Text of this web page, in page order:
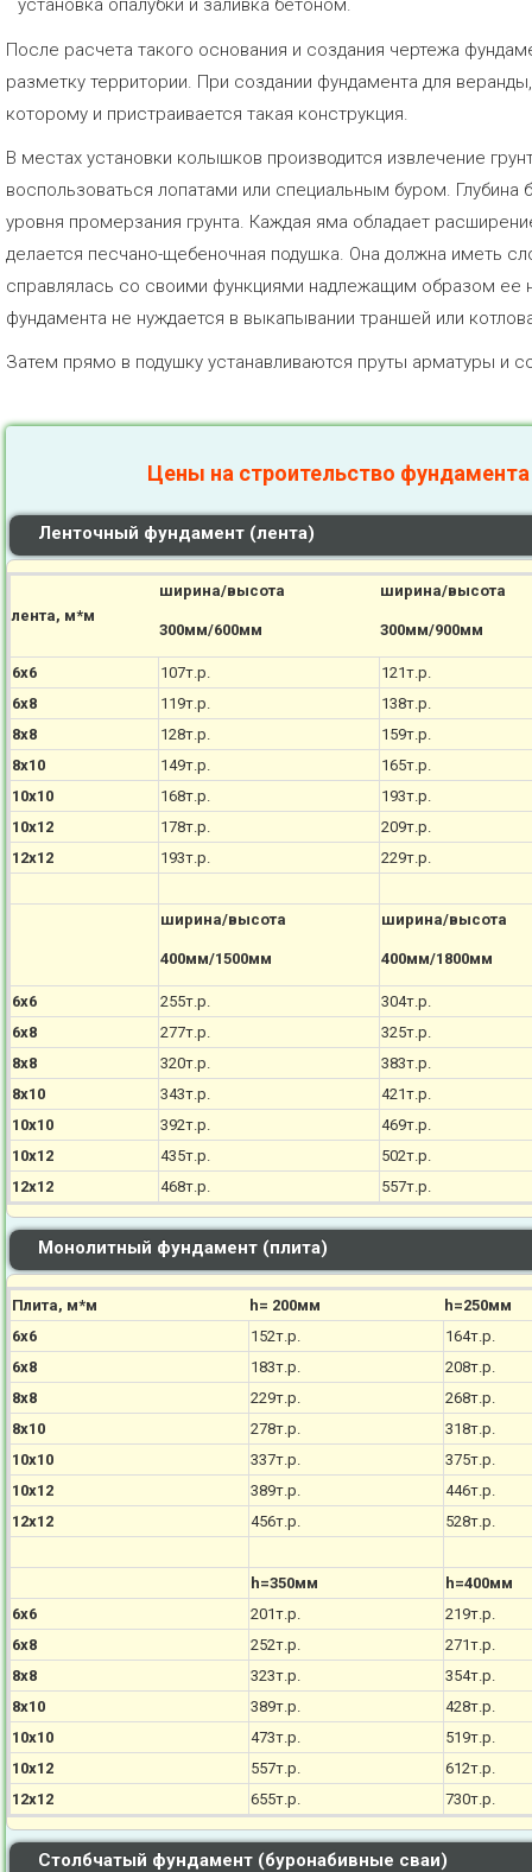
установка опалубки и заливка бетоном.
После расчета такого основания и создания чертежа
разметку территории. При создании фундамента для
которому и пристраивается такая конструкция.
В местах установки колышков производится извлечение
воспользоваться лопатами или специальным буром. Глубина
уровня промерзания грунта. Каждая яма обладает
делается песчано-щебеночная подушка. Она должна иметь
справлялась со своими функциями надлежащим образом ее
фундамента не нуждается в выкапывании траншей или
Затем прямо в подушку устанавливаются пруты арматуры и
Цены на строительство
Ленточный фундамент (лента)
лента, м*м
ширина/высота
300мм/600мм
ширина/высота
300мм/900мм
6х6 107т.р.
121т.р.
6х8
119т.р.
138т.р.
8х8
128т.р.
159т.р.
8х10
149т.р.
165т.р.
10х10
168т.р.
193т.р.
10х12
178т.р.
209т.р.
12х12
193т.р. 229т.р.
ширина/высота
400мм/1500мм
ширина/высота
400мм/1800мм
6х6 255т.р.
304т.р.
6х8
277т.р.
325т.р.
8х8
320т.р.
383т.р.
8х10
343т.р.
421т.р.
10х10
392т.р.
469т.р.
10х12
435т.р.
502т.р.
12х12
468т.р. 557т.р.
Монолитный фундамент (плита)
Плита, м*м h= 200мм
h=250мм
6х6
152т.р.
164т.р.
6х8
183т.р.
208т.р.
8х8
229т.р.
268т.р.
8х10
278т.р.
318т.р.
10х10
337т.р.
375т.р.
10х12
389т.р.
446т.р.
12х12
456т.р. 528т.р.
h=350мм
h=400мм
6х6
201т.р.
219т.р.
6х8
252т.р.
271т.р.
8х8
323т.р.
354т.р.
8х10
389т.р.
428т.р.
10х10
473т.р.
519т.р.
10х12
557т.р.
612т.р.
12х12
655т.р. 730т.р.
Столбчатый фундамент (буронабивные сваи)